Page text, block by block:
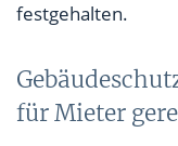
festgehalten.
für Mieter